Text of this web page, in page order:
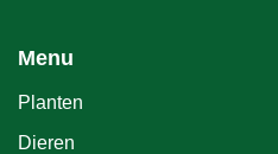
Menu
Planten
Dieren